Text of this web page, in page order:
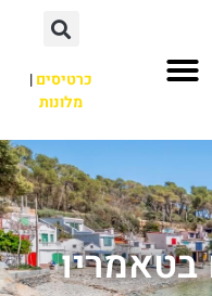
כרטיסים|
מלונות
בטאמריו